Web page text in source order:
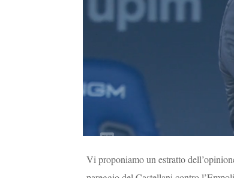
Vi proponiamo un estratto